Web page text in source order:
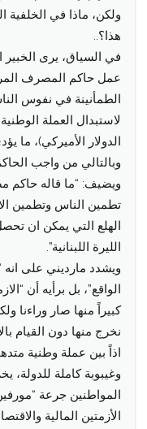
ولكن، ماذا في الخلفية
هذا؟..
في السياق، يرى الخبير
عمل حاكم المصرف
الطمأنينة في نفوس
لاستبدال العملة الوطنية
الدولار الأميركي)، ما
وبالتالي من واجب
ويضيف: “ما قاله حاكم
تطمين الناس وتطمين
الهلع التي يمكن ان
الليرة اللبنانية”.
ويشدد مارديني على انه
الواقع”، بل برأيه أن
كبيراً منها صار وراءنا
نخرج منها دون القيام
اذاً بين عملة وطنية
وغيبوبة كاملة
المواطنين جرعة
الأزمتين المالية